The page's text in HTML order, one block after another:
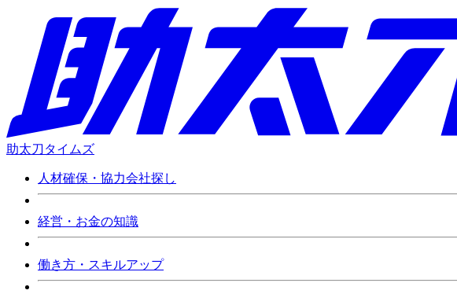
助太刀タイムズ
人材確保・協力会社探し
経営・お金の知識
働き方・スキルアップ